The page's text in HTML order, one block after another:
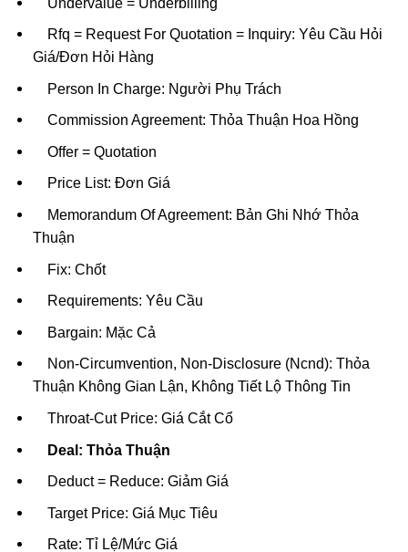
Rfq = Request For Quotation = Inquiry: Yêu Cầu Hỏi
Giá/Đơn Hỏi Hàng
Person In Charge: Người Phụ Trách
Commission Agreement: Thỏa Thuận Hoa Hồng
Offer = Quotation
Price List: Đơn Giá
Memorandum Of Agreement: Bản Ghi Nhớ Thỏa
Thuận
Fix: Chốt
Requirements: Yêu Cầu
Bargain: Mặc Cả
Non-Circumvention, Non-Disclosure (Ncnd): Thỏa
Thuận Không Gian Lận, Không Tiết Lộ Thông Tin
Throat-Cut Price: Giá Cắt Cổ
Deal: Thỏa Thuận
Deduct = Reduce: Giảm Giá
Target Price: Giá Mục Tiêu
Rate: Tỉ Lệ/Mức Giá